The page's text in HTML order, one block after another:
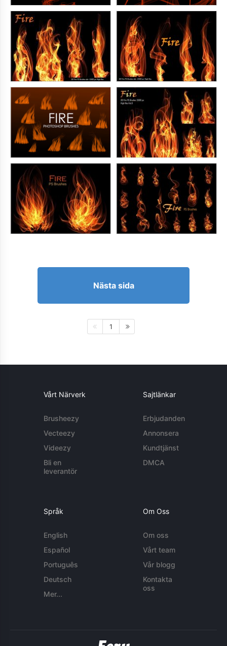
Nästa sida
1
Vårt Närverk
Brusheezy
Vecteezy
Videezy
Bli en
leverantör
Sajtlänkar
Erbjudanden
Annonsera
Kundtjänst
DMCA
Språk
English
Español
Português
Deutsch
Mer...
Om Oss
Om oss
Vårt team
Vår blogg
Kontakta
oss